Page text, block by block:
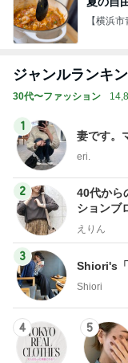
【横浜
ジャンルランキ
30代〜ファッション
1
妻です。
eri.
2
40代から
ションブ
えりん
3
Shiori's
Shiori
4 5